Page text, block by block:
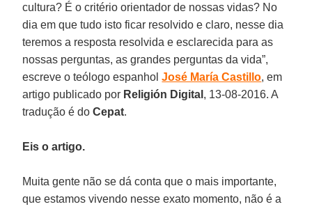
cultura? É o critério orientador de nossas vidas? No
dia em que tudo isto ficar resolvido e claro, nesse dia
teremos a resposta resolvida e esclarecida para as
nossas perguntas, as grandes perguntas da vida”,
escreve o teólogo espanholJosé María Castillo, em
artigo publicado por Religión Digital , 13-08-2016. A
tradução é doCepat.
Eis o artigo.
Muita gente não se dá conta que o mais importante,
que estamos vivendo nesse exato momento, não é a